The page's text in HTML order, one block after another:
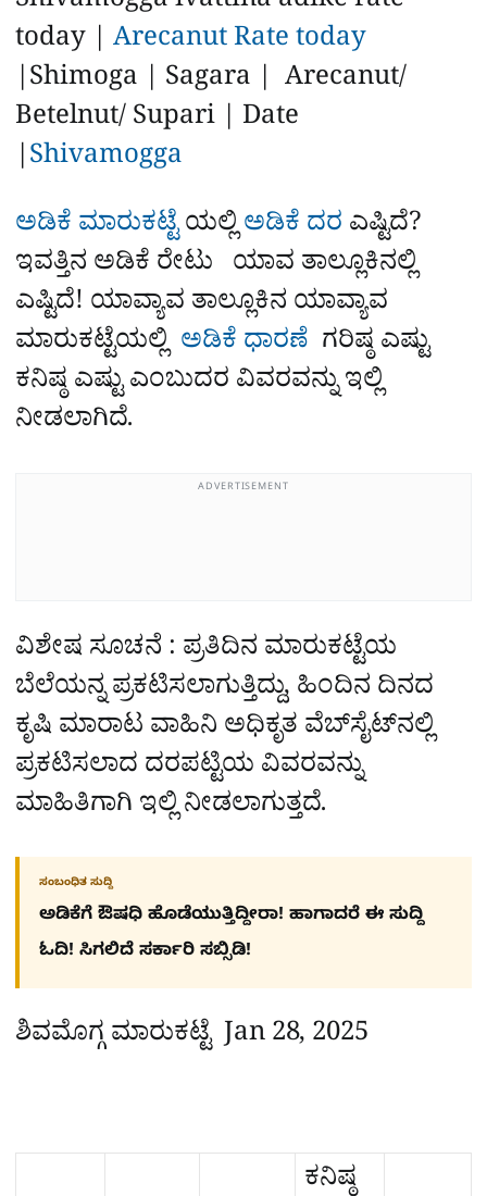
today | Arecanut Rate today
|Shimoga | Sagara | Arecanut/
Betelnut/ Supari | Date
|Shivamogga
ಅಡಿಕೆ ಮಾರುಕಟ್ಟೆಯಲ್ಲಿಅಡಿಕೆ ದರ ಎಷ್ಟಿದೆ?
ಇವತ್ತಿನ ಅಡಿಕೆ ರೇಟು ಯಾವ ತಾಲ್ಲೂಕಿನಲ್ಲಿ
ಎಷ್ಟಿದೆ! ಯಾವ್ಯಾವ ತಾಲ್ಲೂಕಿನ ಯಾವ್ಯಾವ
ಮಾರುಕಟ್ಟೆಯಲ್ಲಿ ಅಡಿಕೆ ಧಾರಣೆ ಗರಿಷ್ಠ ಎಷ್ಟು
ಕನಿಷ್ಠ ಎಷ್ಟು ಎಂಬುದರ ವಿವರವನ್ನು ಇಲ್ಲಿ
ನೀಡಲಾಗಿದೆ.
ADVERTISEMENT
ವಿಶೇಷ ಸೂಚನೆ : ಪ್ರತಿದಿನ ಮಾರುಕಟ್ಟೆಯ
ಬೆಲೆಯನ್ನ ಪ್ರಕಟಿಸಲಾಗುತ್ತಿದ್ದು, ಹಿಂದಿನ ದಿನದ
ಕೃಷಿ ಮಾರಾಟ ವಾಹಿನಿ ಅಧಿಕೃತ ವೆಬ್‌ಸೈಟ್‌ನಲ್ಲಿ
ಪ್ರಕಟಿಸಲಾದ ದರಪಟ್ಟಿಯ ವಿವರವನ್ನು
ಮಾಹಿತಿಗಾಗಿ ಇಲ್ಲಿ ನೀಡಲಾಗುತ್ತದೆ.
ಸಂಬಂಧಿತ ಸುದ್ದಿ
ಅಡಿಕೆಗೆ ಔಷಧಿ ಹೊಡೆಯುತ್ತಿದ್ದೀರಾ! ಹಾಗಾದರೆ ಈ ಸುದ್ದಿ
ಓದಿ! ಸಿಗಲಿದೆ ಸರ್ಕಾರಿ ಸಬ್ಸಿಡಿ!
ಶಿವಮೊಗ್ಗ ಮಾರುಕಟ್ಟೆJan 28, 2025
ಕನಿಷ್ಠ